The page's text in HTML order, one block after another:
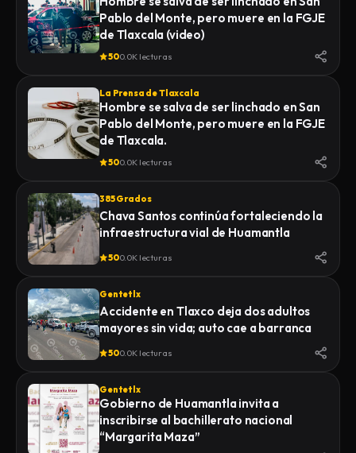
Pablo del Monte, pero muere en la FGJE
de Tlaxcala (video)
500.0K lecturas
La Prensa de Tlaxcala
Hombre se salva de ser linchado en San
Pablo del Monte, pero muere en la FGJE
de Tlaxcala.
500.0K lecturas
385 Grados
Chava Santos continúa fortaleciendo la
infraestructura vial de Huamantla
500.0K lecturas
Gentetlx
Accidente en Tlaxco deja dos adultos
mayores sin vida; auto cae a barranca
500.0K lecturas
Gentetlx
Gobierno de Huamantla invita a
inscribirse al bachillerato nacional
“Margarita Maza”